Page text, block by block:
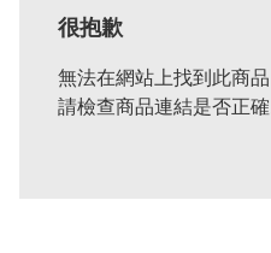
很抱歉
無法在網站上找到此商
請檢查商品連結是否正確